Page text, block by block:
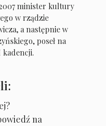
minister kultury
w rządzie
a następnie w
poseł na
kadencji.
na